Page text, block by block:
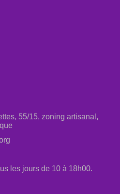
55/15, zoning artisanal,
les jours de 10 à 18h00.